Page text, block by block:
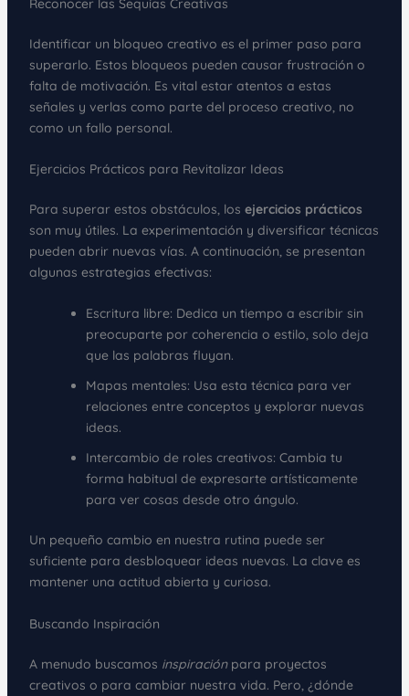
Reconocer las Sequías Creativas
Identificar un bloqueo creativo es el primer paso para
superarlo. Estos bloqueos pueden causar frustración o
falta de motivación. Es vital estar atentos a estas
señales y verlas como parte del proceso creativo, no
como un fallo personal.
Ejercicios Prácticos para Revitalizar Ideas
Para superar estos obstáculos, los ejercicios prácticos
son muy útiles. La experimentación y diversificar técnicas
pueden abrir nuevas vías. A continuación, se presentan
algunas estrategias efectivas:
Escritura libre: Dedica un tiempo a escribir sin
preocuparte por coherencia o estilo, solo deja
que las palabras fluyan.
Mapas mentales: Usa esta técnica para ver
relaciones entre conceptos y explorar nuevas
ideas.
Intercambio de roles creativos: Cambia tu
forma habitual de expresarte artísticamente
para ver cosas desde otro ángulo.
Un pequeño cambio en nuestra rutina puede ser
suficiente para desbloquear ideas nuevas. La clave es
mantener una actitud abierta y curiosa.
Buscando Inspiración
A menudo buscamos inspiraciónpara proyectos
creativos o para cambiar nuestra vida. Pero, ¿dónde